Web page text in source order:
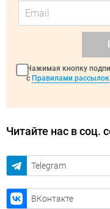
Нажимая кнопку
с Правилами рассылок
Читайте нас в соц.
Telegram
ВКонтакте